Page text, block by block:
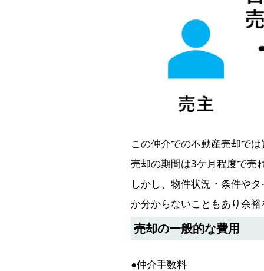
この仲介での不動産売却で
売却の期間は3ケ月程度で売
しかし、物件状況・条件や
か分からないこともあり余
売却の一般的な費用
●仲介手数料